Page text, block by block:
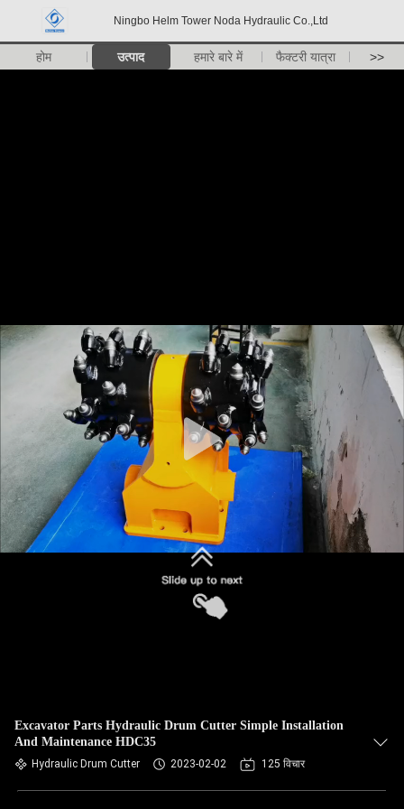
Ningbo Helm Tower Noda Hydraulic Co.,Ltd
होम उत्पाद हमारे बारे में फैक्टरी यात्रा >>
Excavator Parts Hydraulic Drum Cutter Simple Installation
And Maintenance HDC35
Hydraulic Drum Cutter 2023-02-02 125 विचार